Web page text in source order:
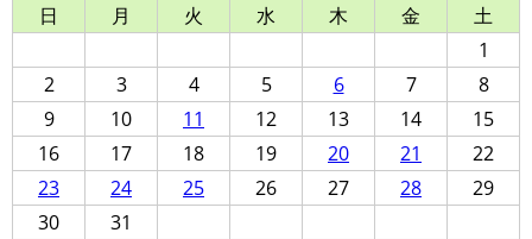
日
月 火 水 木 金
土
1
2
3 4 5 6 7
8
9
10 11 12 13 14
15
16
17 18 19 20 21
22
23
24 25 26 27 28
29
30
31